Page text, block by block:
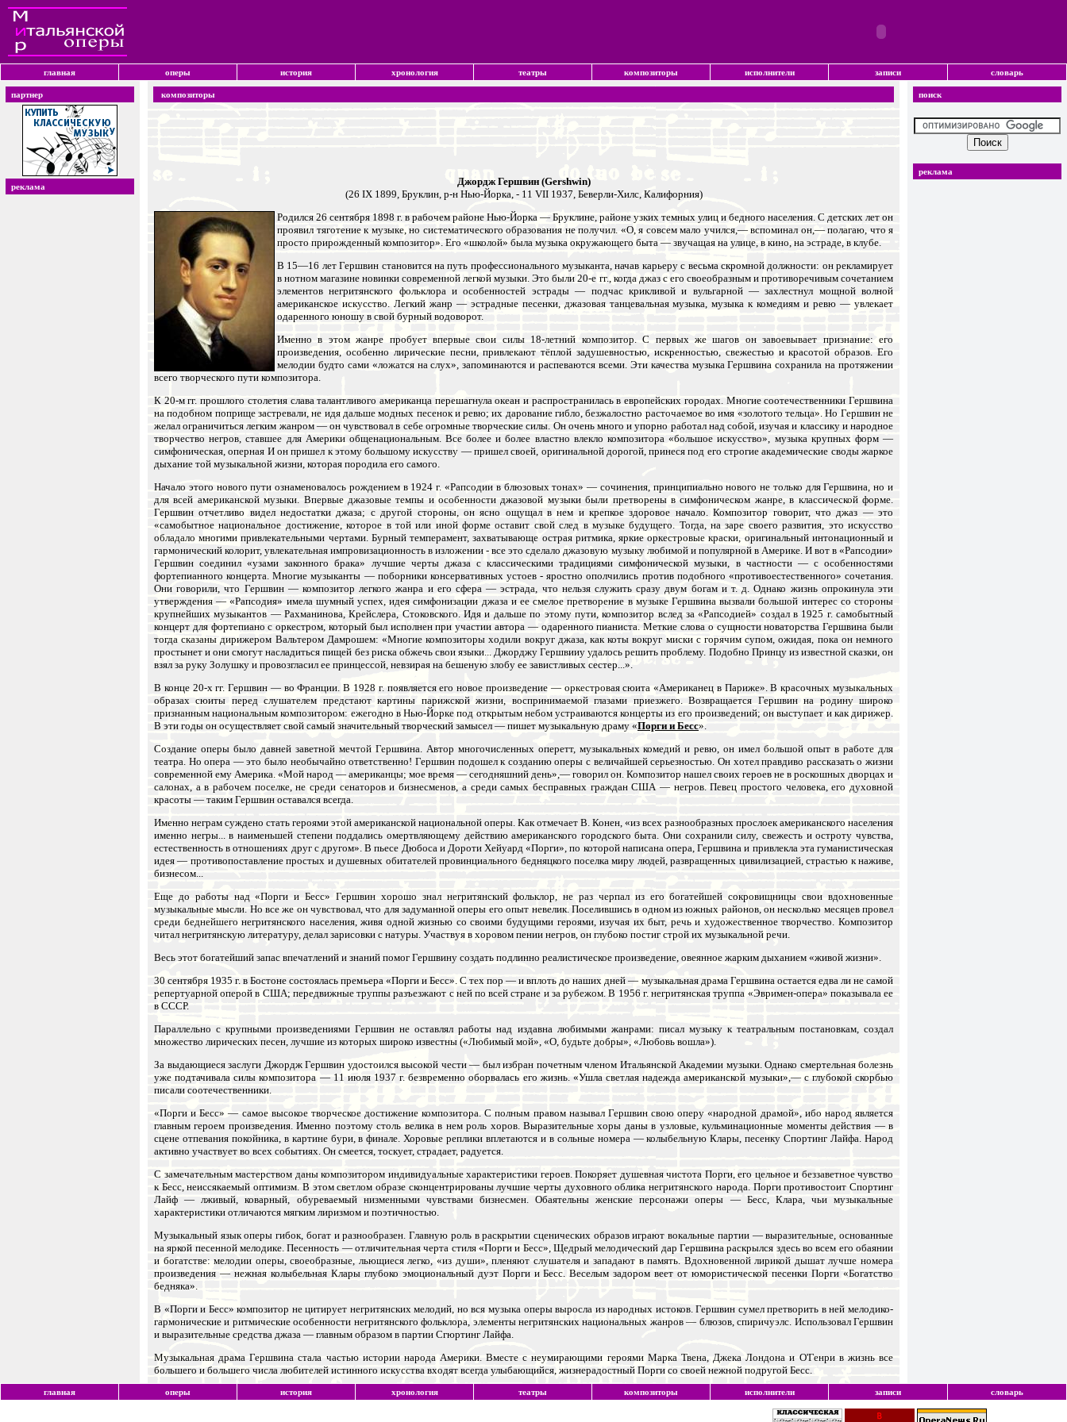
главная оперы история хронология театры композиторы исполнители записи словарь
партнер
реклама
композиторы
Джордж Гершвин (Gershwin)
(26 IX 1899, Бруклин, р-н Нью-Йорка, - 11 VII 1937, Беверли-Хилс, Калифорния)
Родился 26 сентября 1898 г. в рабочем районе Нью-Йорка — Бруклине, районе узких темных улиц и бедного населения. С детских лет он
проявил тяготение к музыке, но систематического образования не получил. «О, я совсем мало учился,— вспоминал он,— полагаю, что я
просто прирожденный композитор». Его «школой» была музыка окружающего быта — звучащая на улице, в кино, на эстраде, в клубе.
В 15—16 лет Гершвин становится на путь профессионального музыканта, начав карьеру с весьма скромной должности: он рекламирует
в нотном магазине новинки современной легкой музыки. Это были 20-е гг., когда джаз с его своеобразным и противоречивым сочетанием
элементов негритянского фольклора и особенностей эстрады — подчас крикливой и вульгарной — захлестнул мощной волной
американское искусство. Легкий жанр — эстрадные песенки, джазовая танцевальная музыка, музыка к комедиям и ревю — увлекает
одаренного юношу в свой бурный водоворот.
Именно в этом жанре пробует впервые свои силы 18-летний композитор. С первых же шагов он завоевывает признание: его
произведения, особенно лирические песни, привлекают тёплой задушевностью, искренностью, свежестью и красотой образов. Его
мелодии будто сами «ложатся на слух», запоминаются и распеваются всеми. Эти качества музыка Гершвина сохранила на протяжении
всего творческого пути композитора.
К 20-м гг. прошлого столетия слава талантливого американца перешагнула океан и распространилась в европейских городах. Многие соотечественники Гершвина
на подобном поприще застревали, не идя дальше модных песенок и ревю; их дарование гибло, безжалостно расточаемое во имя «золотого тельца». Но Гершвин не
желал ограничиться легким жанром — он чувствовал в себе огромные творческие силы. Он очень много и упорно работал над собой, изучая и классику и народное
творчество негров, ставшее для Америки общенациональным. Все более и более властно влекло композитора «большое искусство», музыка крупных форм —
симфоническая, оперная И он пришел к этому большому искусству — пришел своей, оригинальной дорогой, принеся под его строгие академические своды жаркое
дыхание той музыкальной жизни, которая породила его самого.
Начало этого нового пути ознаменовалось рождением в 1924 г. «Рапсодии в блюзовых тонах» — сочинения, принципиально нового не только для Гершвина, но и
для всей американской музыки. Впервые джазовые темпы и особенности джазовой музыки были претворены в симфоническом жанре, в классической форме.
Гершвин отчетливо видел недостатки джаза; с другой стороны, он ясно ощущал в нем и крепкое здоровое начало. Композитор говорит, что джаз — это
«самобытное национальное достижение, которое в той или иной форме оставит свой след в музыке будущего. Тогда, на заре своего развития, это искусство
обладало многими привлекательными чертами. Бурный темперамент, захватывающе острая ритмика, яркие оркестровые краски, оригинальный интонационный и
гармонический колорит, увлекательная импровизационность в изложении - все это сделало джазовую музыку любимой и популярной в Америке. И вот в «Рапсодии»
Гершвин соединил «узами законного брака» лучшие черты джаза с классическими традициями симфонической музыки, в частности — с особенностями
фортепианного концерта. Многие музыканты — поборники консервативных устоев - яростно ополчились против подобного «противоестественного» сочетания.
Они говорили, что Гершвин — композитор легкого жанра и его сфера — эстрада, что нельзя служить сразу двум богам и т. д. Однако жизнь опрокинула эти
утверждения — «Рапсодия» имела шумный успех, идея симфонизации джаза и ее смелое претворение в музыке Гершвина вызвали большой интерес со стороны
крупнейших музыкантов — Рахманинова, Крейслера, Стоковского. Идя и дальше по этому пути, композитор вслед за «Рапсодией» создал в 1925 г. самобытный
концерт для фортепиано с оркестром, который был исполнен при участии автора — одаренного пианиста. Меткие слова о сущности новаторства Гершвина были
тогда сказаны дирижером Вальтером Дамрошем: «Многие композиторы ходили вокруг джаза, как коты вокруг миски с горячим супом, ожидая, пока он немного
простынет и они смогут насладиться пищей без риска обжечь свои языки... Джорджу Гершвииу удалось решить проблему. Подобно Принцу из известной сказки, он
взял за руку Золушку и провозгласил ее принцессой, невзирая на бешеную злобу ее завистливых сестер...».
В конце 20-х гг. Гершвин — во Франции. В 1928 г. появляется его новое произведение — оркестровая сюита «Американец в Париже». В красочных музыкальных
образах сюиты перед слушателем предстают картины парижской жизни, воспринимаемой глазами приезжего. Возвращается Гершвин на родину широко
признанным национальным композитором: ежегодно в Нью-Йорке под открытым небом устраиваются концерты из его произведений; он выступает и как дирижер.
В эти годы он осуществляет свой самый значительный творческий замысел — пишет музыкальную драму «Порги и Бесс».
Создание оперы было давней заветной мечтой Гершвина. Автор многочисленных оперетт, музыкальных комедий и ревю, он имел большой опыт в работе для
театра. Но опера — это было необычайно ответственно! Гершвин подошел к созданию оперы с величайшей серьезностью. Он хотел правдиво рассказать о жизни
современной ему Америка. «Мой народ — американцы; мое время — сегодняшний день»,— говорил он. Композитор нашел своих героев не в роскошных дворцах и
салонах, а в рабочем поселке, не среди сенаторов и бизнесменов, а среди самых бесправных граждан США — негров. Певец простого человека, его духовной
красоты — таким Гершвин оставался всегда.
Именно неграм суждено стать героями этой американской национальной оперы. Как отмечает В. Конен, «из всех разнообразных прослоек американского населения
именно негры... в наименьшей степени поддались омертвляющему действию американского городского быта. Они сохранили силу, свежесть и остроту чувства,
естественность в отношениях друг с другом». В пьесе Дюбоса и Дороти Хейуард «Порги», по которой написана опера, Гершвина и привлекла эта гуманистическая
идея — противопоставление простых и душевных обитателей провинциального бедняцкого поселка миру людей, развращенных цивилизацией, страстью к наживе,
бизнесом...
Еще до работы над «Порги и Бесс» Гершвин хорошо знал негритянский фольклор, не раз черпал из его богатейшей сокровищницы свои вдохновенные
музыкальные мысли. Но все же он чувствовал, что для задуманной оперы его опыт невелик. Поселившись в одном из южных районов, он несколько месяцев провел
среди беднейшего негритянского населения, живя одной жизнью со своими будущими героями, изучая их быт, речь и художественное творчество. Композитор
читал негритянскую литературу, делал зарисовки с натуры. Участвуя в хоровом пении негров, он глубоко постиг строй их музыкальной речи.
Весь этот богатейший запас впечатлений и знаний помог Гершвину создать подлинно реалистическое произведение, овеянное жарким дыханием «живой жизни».
30 сентября 1935 г. в Бостоне состоялась премьера «Порги и Бесс». С тех пор — и вплоть до наших дней — музыкальная драма Гершвина остается едва ли не самой
репертуарной оперой в США; передвижные труппы разъезжают с ней по всей стране и за рубежом. В 1956 г. негритянская труппа «Эвримен-опера» показывала ее
в СССР.
Параллельно с крупными произведениями Гершвин не оставлял работы над издавна любимыми жанрами: писал музыку к театральным постановкам, создал
множество лирических песен, лучшие из которых широко известны («Любимый мой», «О, будьте добры», «Любовь вошла»).
За выдающиеся заслуги Джордж Гершвин удостоился высокой чести — был избран почетным членом Итальянской Академии музыки. Однако смертельная болезнь
уже подтачивала силы композитора — 11 июля 1937 г. безвременно оборвалась его жизнь. «Ушла светлая надежда американской музыки»,— с глубокой скорбью
писали соотечественники.
«Порги и Бесс» — самое высокое творческое достижение композитора. С полным правом называл Гершвин свою оперу «народной драмой», ибо народ является
главным героем произведения. Именно поэтому столь велика в нем роль хоров. Выразительные хоры даны в узловые, кульминационные моменты действия — в
сцене отпевания покойника, в картине бури, в финале. Хоровые реплики вплетаются и в сольные номера — колыбельную Клары, песенку Спортинг Лайфа. Народ
активно участвует во всех событиях. Он смеется, тоскует, страдает, радуется.
С замечательным мастерством даны композитором индивидуальные характеристики героев. Покоряет душевная чистота Порги, его цельное и беззаветное чувство
к Бесс, неиссякаемый оптимизм. В этом светлом образе сконцентрированы лучшие черты духовного облика негритянского народа. Порги противостоит Спортинг
Лайф — лживый, коварный, обуреваемый низменными чувствами бизнесмен. Обаятельны женские персонажи оперы — Бесс, Клара, чьи музыкальные
характеристики отличаются мягким лиризмом и поэтичностью.
Музыкальный язык оперы гибок, богат и разнообразен. Главную роль в раскрытии сценических образов играют вокальные партии — выразительные, основанные
на яркой песенной мелодике. Песенность — отличительная черта стиля «Порги и Бесс», Щедрый мелодический дар Гершвина раскрылся здесь во всем его обаянии
и богатстве: мелодии оперы, своеобразные, льющиеся легко, «из души», пленяют слушателя и западают в память. Вдохновенной лирикой дышат лучше номера
произведения — нежная колыбельная Клары глубоко эмоциональный дуэт Порги и Бесс. Веселым задором веет от юмористической песенки Порги «Богатство
бедняка».
В «Порги и Бесс» композитор не цитирует негритянских мелодий, но вся музыка оперы выросла из народных истоков. Гершвин сумел претворить в ней мелодико-
гармонические и ритмические особенности негритянского фольклора, элементы негритянских национальных жанров — блюзов, спиричуэлс. Использовал Гершвин
и выразительные средства джаза — главным образом в партии Сгюртинг Лайфа.
Музыкальная драма Гершвина стала частью истории народа Америки. Вместе с неумирающими героями Марка Твена, Джека Лондона и О'Генри в жизнь все
большего и большего числа любителей истинного искусства входят всегда улыбающийся, жизнерадостный Порги со своей нежной подругой Бесс.
поиск
реклама
главная оперы история хронология театры композиторы исполнители записи словарь